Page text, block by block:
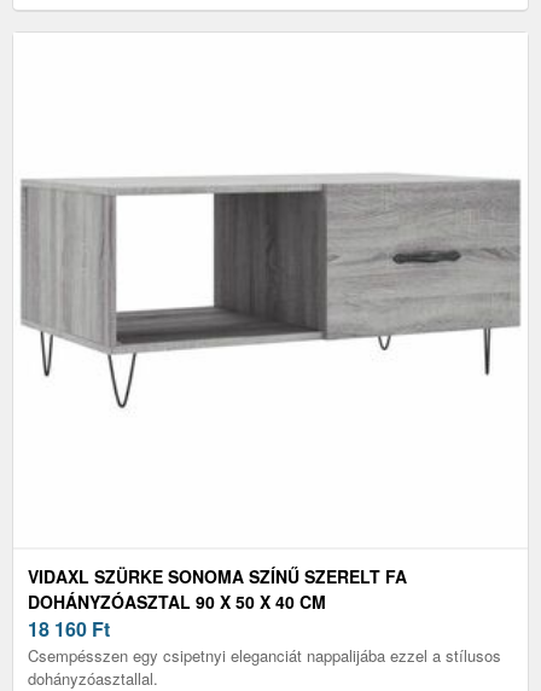
VIDAXL SZÜRKE SONOMA SZÍNŰ SZERELT FA
DOHÁNYZÓASZTAL 90 X 50 X 40 CM
18 160 Ft
Csempésszen egy csipetnyi eleganciát nappalijába ezzel a stílusos
dohányzóasztallal.